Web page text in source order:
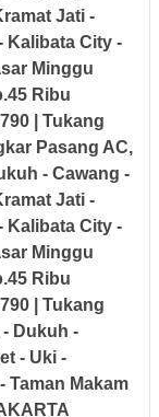
Jati -
Kalibata City -
Minggu
Ribu
| Tukang
Pasang AC,
- Cawang -
Jati -
Kalibata City -
Minggu
Ribu
| Tukang
Dukuh -
- Uki -
Taman Makam